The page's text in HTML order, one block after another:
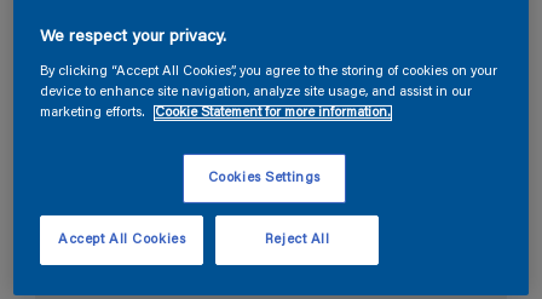
Seção de cores
We respect your privacy.
By clicking “Accept All Cookies”, you agree to the storing of cookies on your
device to enhance site navigation, analyze site usage, and assist in our
marketing efforts.
Cookie Statement for more information.
Cookies Settings
Reject All
Accept All Cookies